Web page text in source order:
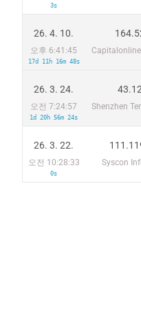
3s
26. 4. 10.
오후 6:41:45
17d 11h 16m 48s
26. 3. 24.
오전 7:24:57
1d 20h 56m 24s
26. 3. 22.
오전 10:28:33
0s
Syscon